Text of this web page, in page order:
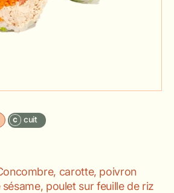
cuit
carotte, poivron
poulet sur feuille de riz